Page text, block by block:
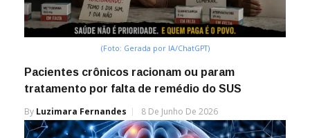
(Foto: Gerada por IA/ChatGPT)
Pacientes crônicos racionam ou param
tratamento por falta de remédio do SUS
By Luzimara Fernandes 8 De Junho De 2026